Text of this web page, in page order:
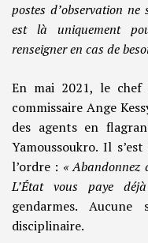
postes d’observation
est là uniquement
renseigner en cas de
En mai 2021, le
commissaire Ange
des agents en
Yamoussoukro. Il
l’ordre : « Abandonnez
L’État vous paye
gendarmes.
disciplinaire.